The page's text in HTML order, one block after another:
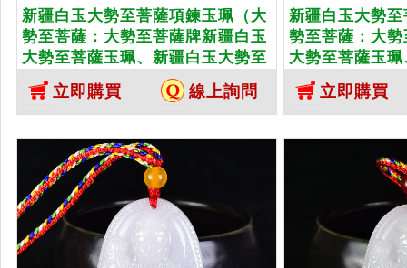
新疆白玉大勢至菩薩項鍊玉珮（大
勢至菩薩：大勢至菩薩牌新疆白玉
大勢至菩薩玉珮、新疆白玉大勢至
菩薩玉墜）。新疆白玉大勢至菩薩
GY1991。客製化訂做各種新疆白
玉大勢至菩薩吊墜玉珮項鍊。★附
東方翡翠寶石保證卡
立即購買 線上詢問
新疆白玉大勢
勢至菩薩：大
大勢至菩薩玉
菩薩玉墜）。
GY1992。客
玉大勢至菩薩
東方翡翠寶石保
立即購買